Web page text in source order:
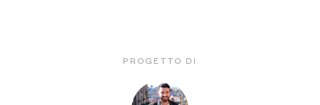
PROGETTO DI